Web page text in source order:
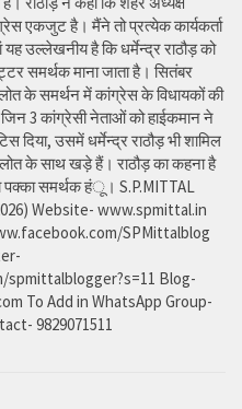
एकजुट है। मैंने तो प्रत्येक कार्यकर्ता
यह उल्लेखनीय है कि धर्मेन्द्र राठौड़ को
समर्थक माना जाता है। सितंबर
के समर्थन में कांग्रेस के विधायकों की
3 कांग्रेसी नेताओं को हाईकमान ने
दिया, उसमें धर्मेन्द्र राठौड़ भी शामिल
के साथ खड़े हैं। राठौड़ का कहना है
पक्का समर्थक हंू। S.P.MITTAL
Website- www.spmittal.in
SPMittalblog
Blog-
To Add in WhatsApp Group-
9829071511